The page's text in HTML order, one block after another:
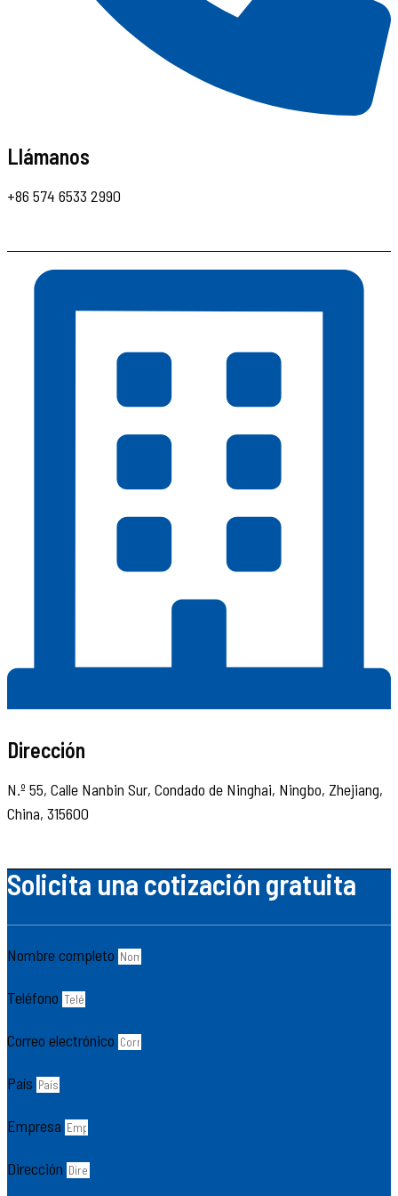
Llámanos
+86 574 6533 2990
Dirección
N.º 55, Calle Nanbin Sur, Condado de Ninghai, Ningbo, Zhejiang,
China, 315600
Solicita una cotización gratuita
Nombre completo
Teléfono
Correo electrónico
País
Empresa
Dirección